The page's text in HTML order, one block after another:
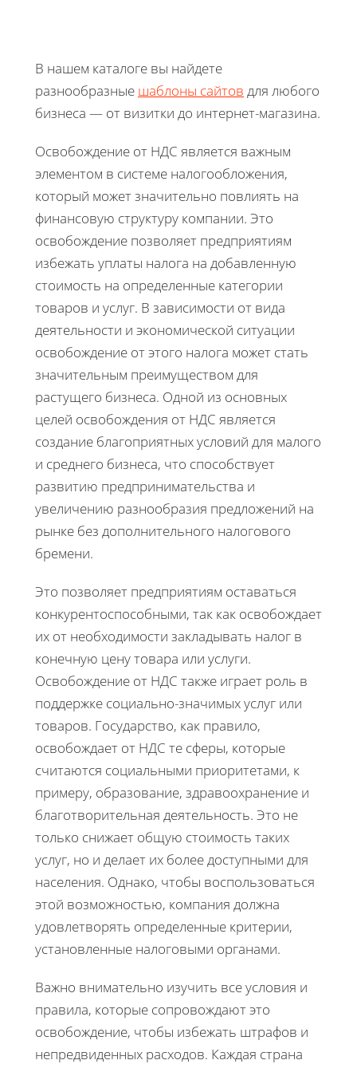
В нашем каталоге вы найдете
разнообразные шаблоны сайтов для любого
бизнеса — от визитки до интернет-магазина.
Освобождение от НДС является важным
элементом в системе налогообложения,
который может значительно повлиять на
финансовую структуру компании. Это
освобождение позволяет предприятиям
избежать уплаты налога на добавленную
стоимость на определенные категории
товаров и услуг. В зависимости от вида
деятельности и экономической ситуации
освобождение от этого налога может стать
значительным преимуществом для
растущего бизнеса. Одной из основных
целей освобождения от НДС является
создание благоприятных условий для малого
и среднего бизнеса, что способствует
развитию предпринимательства и
увеличению разнообразия предложений на
рынке без дополнительного налогового
бремени.
Это позволяет предприятиям оставаться
конкурентоспособными, так как освобождает
их от необходимости закладывать налог в
конечную цену товара или услуги.
Освобождение от НДС также играет роль в
поддержке социально-значимых услуг или
товаров. Государство, как правило,
освобождает от НДС те сферы, которые
считаются социальными приоритетами, к
примеру, образование, здравоохранение и
благотворительная деятельность. Это не
только снижает общую стоимость таких
услуг, но и делает их более доступными для
населения. Однако, чтобы воспользоваться
этой возможностью, компания должна
удовлетворять определенные критерии,
установленные налоговыми органами.
Важно внимательно изучить все условия и
правила, которые сопровождают это
освобождение, чтобы избежать штрафов и
непредвиденных расходов. Каждая страна